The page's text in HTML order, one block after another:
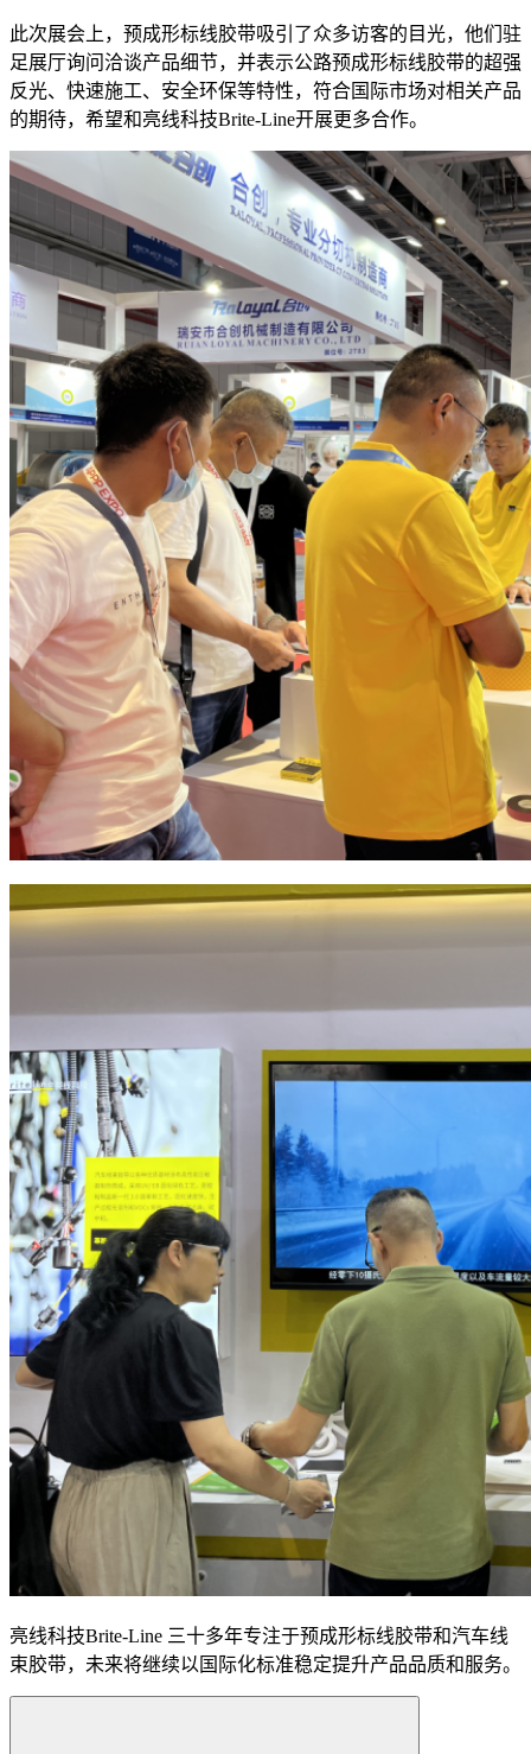
此次展会上，预成形标线胶带吸引了众多访客的目光，他们驻
足展厅询问洽谈产品细节，并表示公路预成形标线胶带的超强
反光、快速施工、安全环保等特性，符合国际市场对相关产品
的期待，希望和亮线科技Brite-Line开展更多合作。
亮线科技Brite-Line 三十多年专注于预成形标线胶带和汽车线
束胶带，未来将继续以国际化标准稳定提升产品品质和服务。